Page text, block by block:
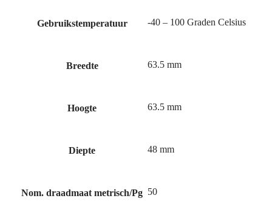
Gebruikstemperatuur -40 – 100 Graden Celsius
Breedte 63.5 mm
Hoogte 63.5 mm
Diepte 48 mm
Nom. draadmaat metrisch/Pg 50